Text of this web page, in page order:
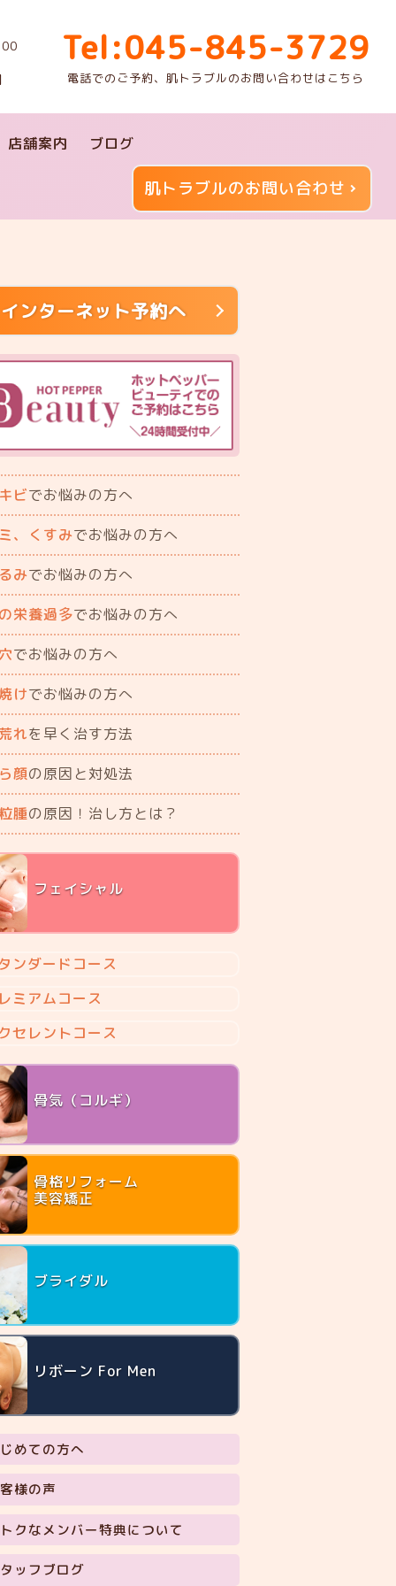
Tel:045-845-3729
電話でのご予約、肌トラブルのお問い合わせはこちら
店舗案内 ブログ
肌トラブルのお問い合わせ
インターネット予約へ
ビでお悩みの方へ
、くすみでお悩みの方へ
みでお悩みの方へ
栄養過多でお悩みの方へ
でお悩みの方へ
けでお悩みの方へ
れを早く治す方法
顔の原因と対処法
腫の原因！治し方とは？
フェイシャル
ンダードコース
ミアムコース
セレントコース
骨気（コルギ）
骨格リフォーム
美容矯正
ブライダル
リボーン For Men
めての方へ
様の声
クなメンバー特典について
ッフブログ